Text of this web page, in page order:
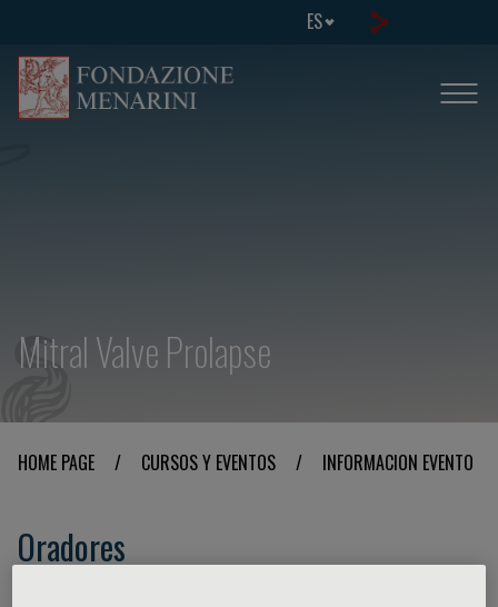
ES
Mitral Valve Prolapse
HOME PAGE / CURSOS Y EVENTOS / INFORMACION EVENTO
Oradores